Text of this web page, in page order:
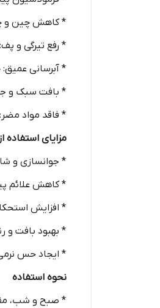
* کاهش چین و
* رفع تیرگی و
* آبرسانی
* بافت سبک و
* فاقد مواد
مزایای استفاده
* جوانسازی و
* کاهش علائم
* افزایش
* بهبود بافت
* ایجاد حس
نحوه استفاده
* صبح و شب،